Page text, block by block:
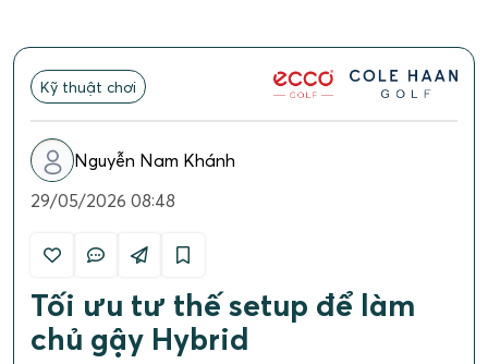
Kỹ thuật chơi
Nguyễn Nam Khánh
29/05/2026 08:48
Tối ưu tư thế setup để làm
chủ gậy Hybrid